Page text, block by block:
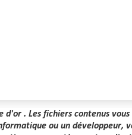
. Les fichiers contenus
ou un développeur,